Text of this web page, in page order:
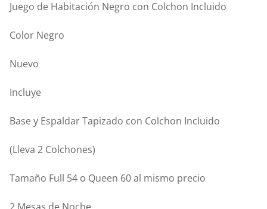
Juego de Habitación Negro con Colchon Incluido
Color Negro
Nuevo
Incluye
Base y Espaldar Tapizado con Colchon Incluido
(Lleva 2 Colchones)
Tamaño Full 54 o Queen 60 al mismo precio